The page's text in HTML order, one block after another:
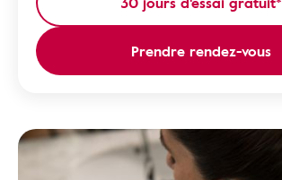
Prendre rendez-vous